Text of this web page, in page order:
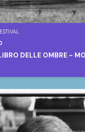
DELLE OMBRE -